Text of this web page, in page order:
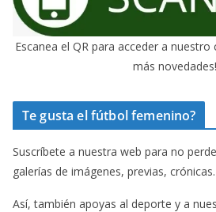
Escanea el QR para acceder a
más
Te gusta el fútbol femenino?
Suscríbete a nuestra web para no
galerías de imágenes, previas,
Así, también apoyas al deporte y a